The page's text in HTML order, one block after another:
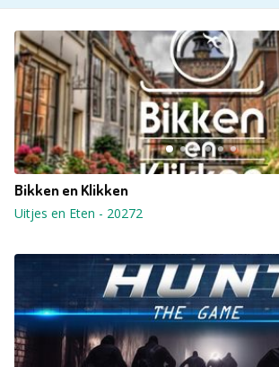
Bikken en Klikken
Uitjes en Eten - 20272